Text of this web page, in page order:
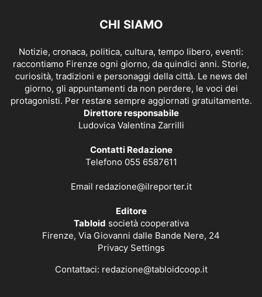
CHI SIAMO
Notizie, cronaca, politica, cultura, tempo libero, eventi:
raccontiamo Firenze ogni giorno, da quindici anni. Storie,
curiosità, tradizioni e personaggi della città. Le news del
giorno, gli appuntamenti da non perdere, le voci dei
protagonisti. Per restare sempre aggiornati gratuitamente.
Direttore responsabile
Ludovica Valentina Zarrilli
Contatti Redazione
Telefono 055 6587611
Email redazione@ilreporter.it
Editore
Tabloid società cooperativa
Firenze, Via Giovanni dalle Bande Nere, 24
Privacy Settings
Contattaci: redazione@tabloidcoop.it